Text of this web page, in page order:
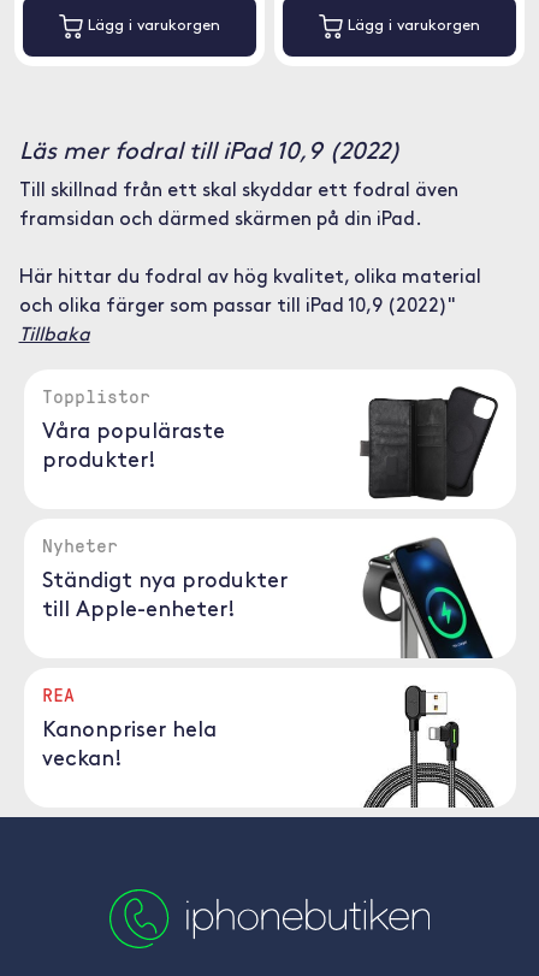
Lägg i varukorgen Lägg i varukorgen
Läs mer fodral till iPad 10,9 (2022)
Till skillnad från ett skal skyddar ett fodral även
framsidan och därmed skärmen på din iPad.
Här hittar du fodral av hög kvalitet, olika material
och olika färger som passar till iPad 10,9 (2022)"
Tillbaka
Topplistor
Våra populäraste
produkter!
Nyheter
Ständigt nya produkter
till Apple-enheter!
REA
Kanonpriser hela
veckan!